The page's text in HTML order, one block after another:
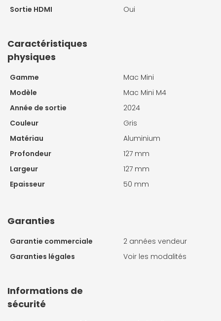
Sortie HDMI
Oui
Caractéristiques
physiques
Gamme
Mac Mini
Modèle
Mac Mini M4
Année de sortie
2024
Couleur
Gris
Matériau
Aluminium
Profondeur
127 mm
Largeur
127 mm
Epaisseur
50 mm
Garanties
Garantie commerciale
2 années vendeur
Garanties légales
Voir les modalités
Informations de
sécurité